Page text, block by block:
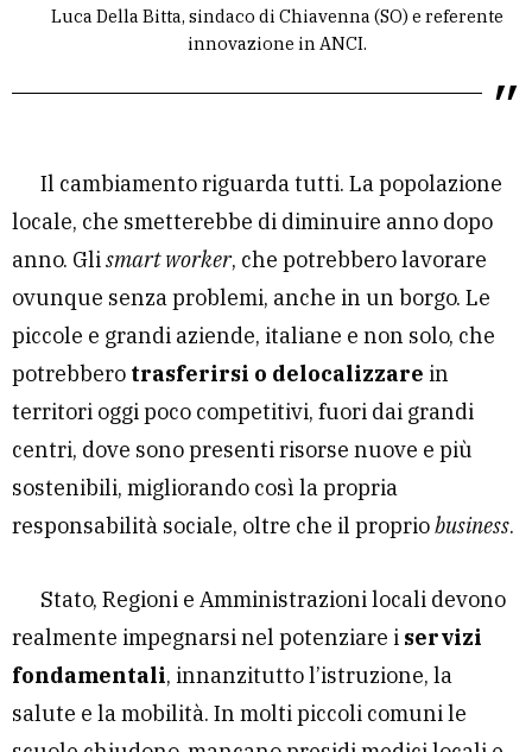
Luca Della Bitta, sindaco di Chiavenna (SO) e referente
innovazione in ANCI.
Il cambiamento riguarda tutti. La popolazione
locale, che smetterebbe di diminuire anno dopo
anno. Glismart worker, che potrebbero lavorare
ovunque senza problemi, anche in un borgo. Le
piccole e grandi aziende, italiane e non solo, che
potrebbero trasferirsi o delocalizzare in
territori oggi poco competitivi, fuori dai grandi
centri, dove sono presenti risorse nuove e più
sostenibili, migliorando così la propria
responsabilità sociale, oltre che il propriobusiness.
Stato, Regioni e Amministrazioni locali devono
realmente impegnarsi nel potenziare i servizi
fondamentali, innanzitutto l’istruzione, la
salute e la mobilità. In molti piccoli comuni le